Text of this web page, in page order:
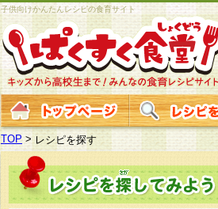
子供向けかんたんレシピの食育サイト
TOP >レシピを探す